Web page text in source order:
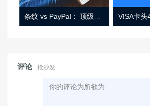
条纹 vs PayPal： 顶级功能， 定价 （和更多！
评论 抢沙发